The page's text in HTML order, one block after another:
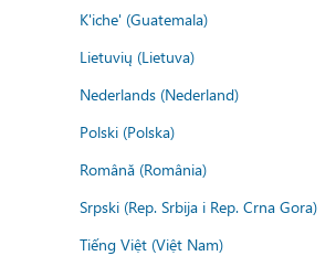
K'iche' (Guatemala)
Lietuvių (Lietuva)
Nederlands (Nederland)
Polski (Polska)
Română (România)
Srpski (Rep. Srbija i Rep. Crna Gora)
Tiếng Việt (Việt Nam)